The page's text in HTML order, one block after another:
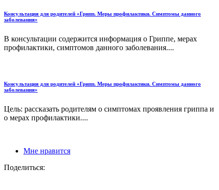
Консультация для родителей «Грипп. Меры профилактики. Симптомы данного
заболевания»
В консультации содержится информация о Гриппе, мерах
профилактики, симптомов данного заболевания....
Консультация для родителей «Грипп. Меры профилактики. Симптомы данного
заболевания»
Цель: рассказать родителям о симптомах проявления гриппа и
о мерах профилактики....
Мне нравится
Поделиться: